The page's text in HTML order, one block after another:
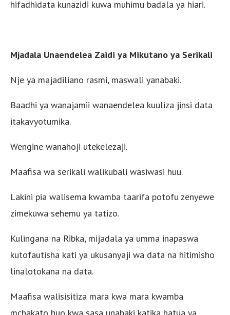
hifadhidata kunazidi kuwa muhimu badala ya hiari.
Mjadala Unaendelea Zaidi ya Mikutano ya Serikali
Nje ya majadiliano rasmi, maswali yanabaki.
Baadhi ya wanajamii wanaendelea kuuliza jinsi data
itakavyotumika.
Wengine wanahoji utekelezaji.
Maafisa wa serikali walikubali wasiwasi huu.
Lakini pia walisema kwamba taarifa potofu zenyewe
zimekuwa sehemu ya tatizo.
Kulingana na Ribka, mijadala ya umma inapaswa
kutofautisha kati ya ukusanyaji wa data na hitimisho
linalotokana na data.
Maafisa walisisitiza mara kwa mara kwamba